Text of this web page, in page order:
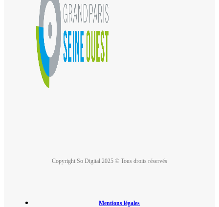
Copyright So Digital 2025 © Tous droits réservés
Mentions légales